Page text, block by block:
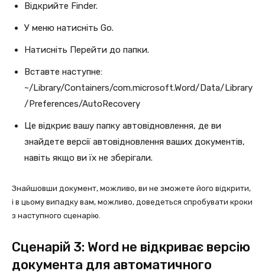
Відкрийте Finder.
У меню натисніть Go.
Натисніть Перейти до папки.
Вставте наступне:
~/Library/Containers/com.microsoft.Word/Data/Library
/Preferences/AutoRecovery
Це відкриє вашу папку автовідновлення, де ви
знайдете версії автовідновлення ваших документів,
навіть якщо ви їх не зберігали.
Знайшовши документ, можливо, ви не зможете його відкрити,
і в цьому випадку вам, можливо, доведеться спробувати кроки
з наступного сценарію.
Сценарій 3: Word не відкриває версію
документа для автоматичного